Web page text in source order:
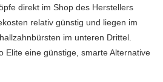
Ja
direkt im Shop des Herstellers
relativ günstig und liegen im
im unteren Drittel.
Elite eine günstige, smarte Alternative